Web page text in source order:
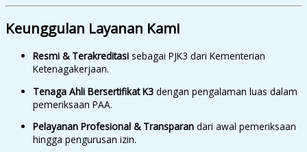
Keunggulan Layanan Kami
Resmi & Terakreditasi sebagai PJK3 dari Kementerian
Ketenagakerjaan.
Tenaga Ahli Bersertifikat K3 dengan pengalaman luas dalam
pemeriksaan PAA.
Pelayanan Profesional & Transparan dari awal pemeriksaan
hingga pengurusan izin.